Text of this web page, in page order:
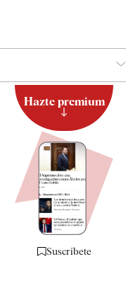
Hazte premium
Suscríbete